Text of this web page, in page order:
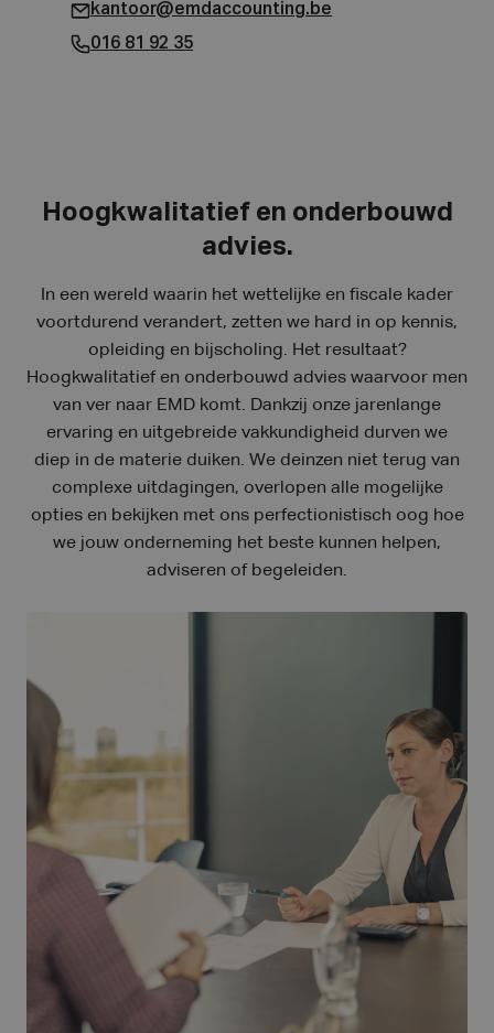
kantoor@emdaccounting.be
016 81 92 35
Hoogkwalitatief en onderbouwd
advies.
In een wereld waarin het wettelijke en fiscale kader
voortdurend verandert, zetten we hard in op kennis,
opleiding en bijscholing. Het resultaat?
Hoogkwalitatief en onderbouwd advies waarvoor men
van ver naar EMD komt. Dankzij onze jarenlange
ervaring en uitgebreide vakkundigheid durven we
diep in de materie duiken. We deinzen niet terug van
complexe uitdagingen, overlopen alle mogelijke
opties en bekijken met ons perfectionistisch oog hoe
we jouw onderneming het beste kunnen helpen,
adviseren of begeleiden.